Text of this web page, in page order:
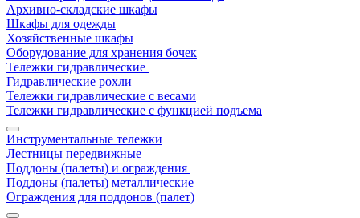
Архивно-складские шкафы
Шкафы для одежды
Хозяйственные шкафы
Оборудование для хранения бочек
Тележки гидравлические
Гидравлические рохли
Тележки гидравлические с весами
Тележки гидравлические с функцией подъема
Инструментальные тележки
Лестницы передвижные
Поддоны (палеты) и ограждения
Поддоны (палеты) металлические
Ограждения для поддонов (палет)